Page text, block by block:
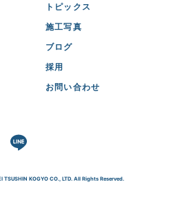
トピックス
施工写真
ブログ
採用
お問い合わせ
TSUSHIN KOGYO CO., LTD. All Rights Reserved.